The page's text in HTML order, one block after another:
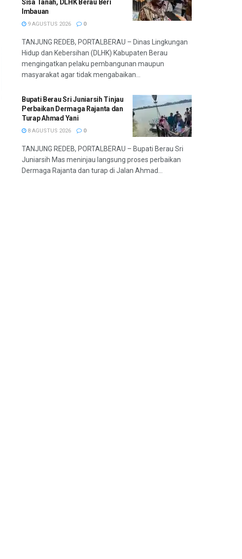
Sisa Tanah, DLHK Berau Beri
Imbauan
9 AGUSTUS 2026 0
TANJUNG REDEB, PORTALBERAU – Dinas Lingkungan
Hidup dan Kebersihan (DLHK) Kabupaten Berau
mengingatkan pelaku pembangunan maupun
masyarakat agar tidak mengabaikan...
Bupati Berau Sri Juniarsih Tinjau
Perbaikan Dermaga Rajanta dan
Turap Ahmad Yani
8 AGUSTUS 2026 0
TANJUNG REDEB, PORTALBERAU – Bupati Berau Sri
Juniarsih Mas meninjau langsung proses perbaikan
Dermaga Rajanta dan turap di Jalan Ahmad...